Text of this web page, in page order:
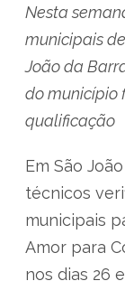
Nesta
municipais
João da
do município
qualificação
Em São
técnicos
municipais
Amor para
nos dias 26